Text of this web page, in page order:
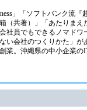
」「ソフトバンク流『
（共著）」「あたりまえ
社員でもできるノマド
い会社のつくりかた」が
業。沖縄県の中小企業の